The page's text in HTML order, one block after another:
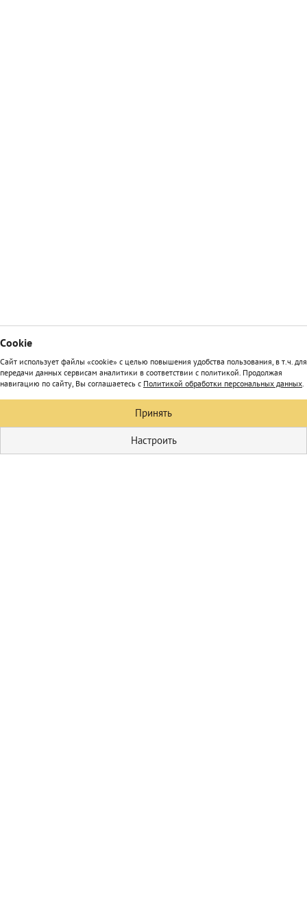
Сookie
Сайт использует файлы «cookie» с целью повышения удобства пользования, в т.ч. для
передачи данных сервисам аналитики в соответствии с политикой. Продолжая
навигацию по сайту, Вы соглашаетесь с Политикой обработки персональных данных.
Принять
Настроить